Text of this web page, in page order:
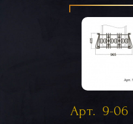
Арт. 9-06